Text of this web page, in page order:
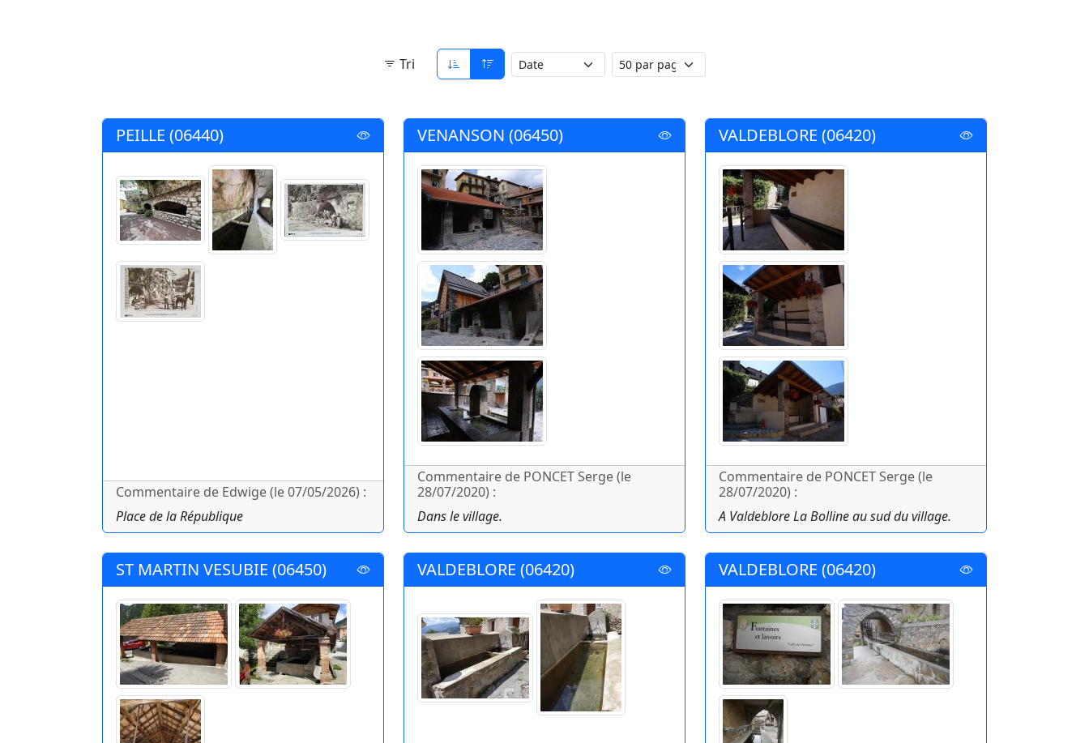
Tri
PEILLE (06440)
Commentaire de Edwige (le 07/05/2026) :
Place de la République
VENANSON (06450)
Commentaire de PONCET Serge (le
28/07/2020) :
Dans le village.
VALDEBLORE (06420)
Commentaire de PONCET Serge (le
28/07/2020) :
A Valdeblore La Bolline au sud du village.
ST MARTIN VESUBIE (06450) VALDEBLORE (06420) VALDEBLORE (06420)